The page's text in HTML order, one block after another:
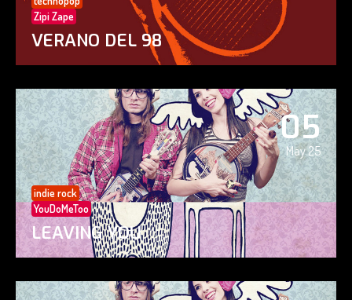
Zipi Zape
VERANO DEL 98
05
May 25
indie rock
YouDoMeToo
LEAVING YOU